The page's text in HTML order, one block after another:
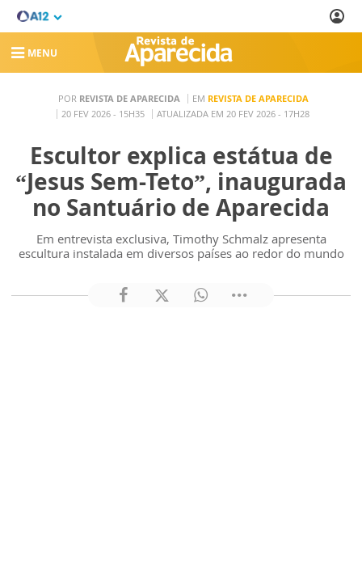
MENU
POR REVISTA DE APARECIDA EM REVISTA DE APARECIDA
20 FEV 2026 - 15H35
ATUALIZADA EM 20 FEV 2026 - 17H28
Escultor explica estátua de
“Jesus Sem-Teto”, inaugurada
no Santuário de Aparecida
Em entrevista exclusiva, Timothy Schmalz apresenta
escultura instalada em diversos países ao redor do mundo